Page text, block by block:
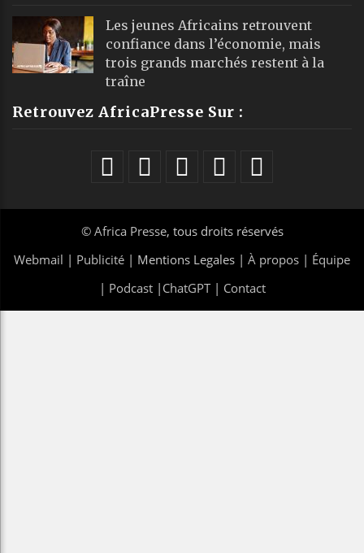
Les jeunes Africains retrouvent
confiance dans l’économie, mais
trois grands marchés restent à la
traîne
Retrouvez AfricaPresse Sur :
© Africa Presse, tous droits réservés
Webmail | Publicité | Mentions Legales | À propos | Équipe
| Podcast| ChatGPT| Contact